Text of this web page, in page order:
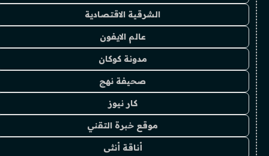
الشرقية الاقتصادية
عالم الايفون
مدونة كوكان
صحيفة نهج
كار نيوز
موقع خبرة التقني
أناقة أنثى